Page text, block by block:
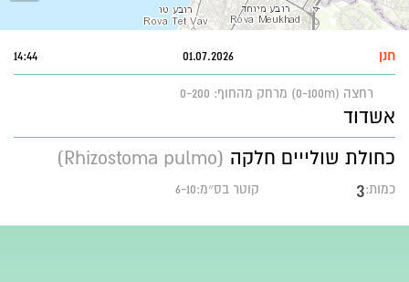
01.07.2026
14:44
רחצה (0-100m) מרחק מהחוף: 0-200
אשדוד
כחולת שולייים חלקה (Rhizostoma pulmo)
כמות:3 קוטר בס״מ:6-10